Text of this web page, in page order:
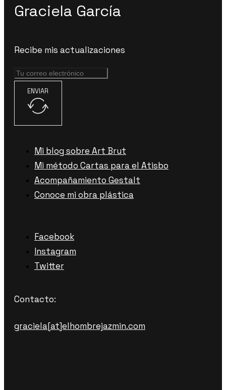
Graciela García
Recibe mis actualizaciones
ENVIAR
Mi blog sobre Art Brut
Mi método Cartas para el Atisbo
Acompañamiento Gestalt
Conoce mi obra plástica
Facebook
Instagram
Twitter
Contacto:
graciela[at]elhombrejazmin.com